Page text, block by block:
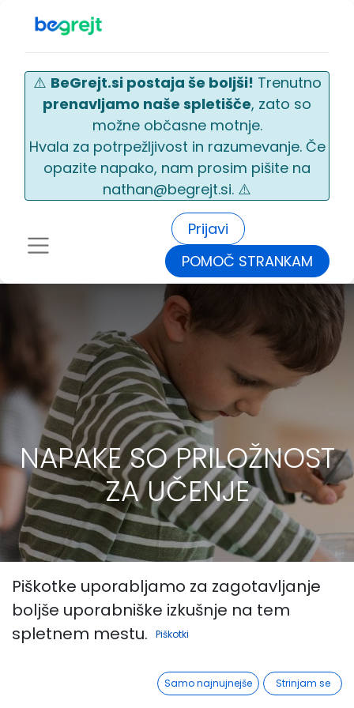
Prijavi
POMOČ STRANKAM
⚠️ BeGrejt.si postaja še boljši! Trenutno
prenavljamo naše spletišče, zato so
možne občasne motnje.
Hvala za potrpežljivost in razumevanje. Če
opazite napako, nam prosim pišite na
nathan@begrejt.si. ⚠️
NAPAKE SO PRILOŽNOST
ZA UČENJE
Piškotke uporabljamo za zagotavljanje
boljše uporabniške izkušnje na tem
spletnem mestu.
Piškotki
Samo najnujnejše Strinjam se